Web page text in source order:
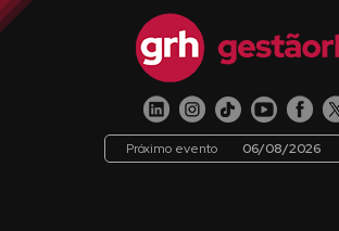
Próximo evento 06/08/2026